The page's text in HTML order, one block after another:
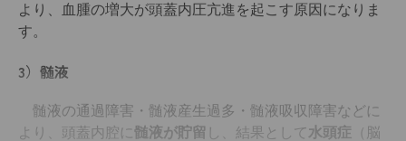
より、血腫の増大が頭蓋内圧亢進を起こす原因になりま
す。
3）髄液
髄液の通過障害・髄液産生過多・髄液吸収障害などに
より、頭蓋内腔に
髄液が貯留 し、結果として水頭症 （脳